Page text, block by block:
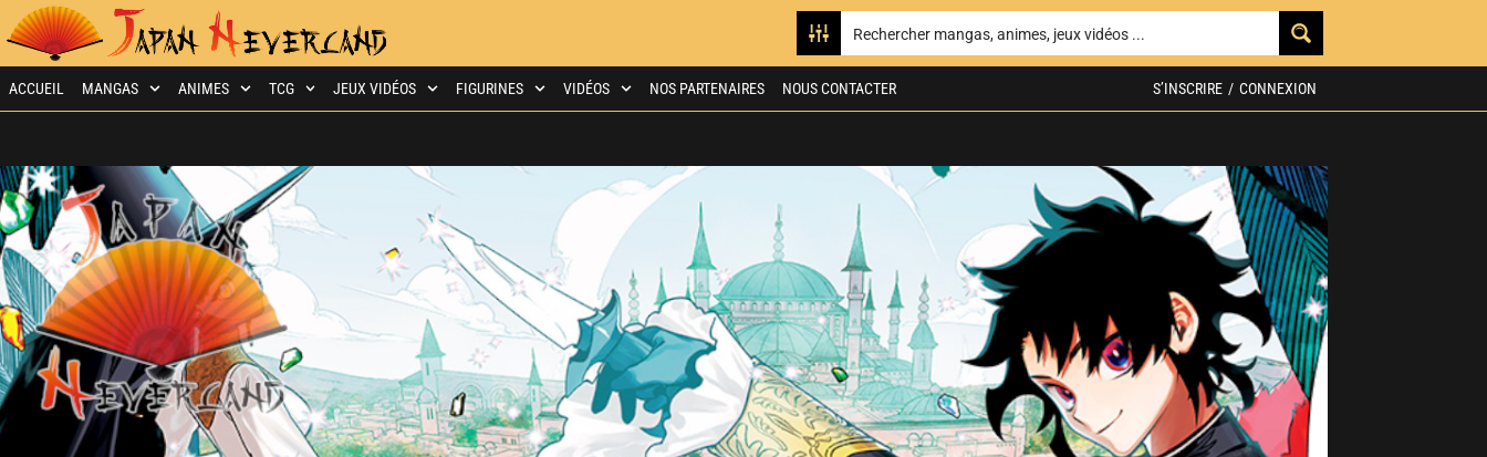
ACCUEIL MANGAS ANIMES TCG JEUX VIDÉOS FIGURINES VIDÉOS NOS PARTENAIRES NOUS CONTACTER S’INSCRIRE / CONNEXION